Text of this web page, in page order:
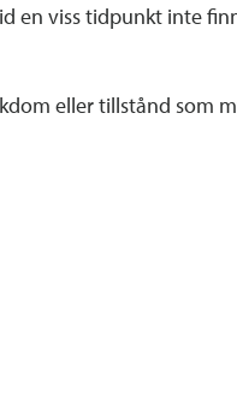
en viss tidpunkt inte
eller tillstånd som